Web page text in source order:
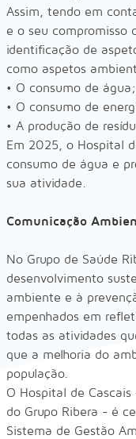
Assim, tendo em
e o seu compromisso
identificação de
como aspetos
• O consumo de água;
• O consumo de
• A produção de
Em 2025, o Hospital
consumo de água e
sua atividade.
Comunicação
No Grupo de Saúde
desenvolvimento
ambiente e à
empenhados em
todas as atividades
que a melhoria do
população.
O Hospital de
do Grupo Ribera - é
Sistema de Gestão